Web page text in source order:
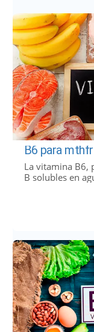
B6 para mthfr
La vitamina B6,
B solubles en